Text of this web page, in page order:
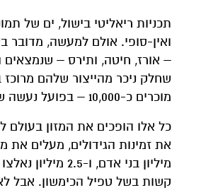
תכניות ריאליטי בישול, ים של
שחלק ניכר מהייצור שלהם
מוכרים כ-10,000 – בפועל נעשה שימוש במספר מצומצם מתוך המבחר הזה.
כל אלו הופכים את המזון בעולם
מיליון בני
קשות בשל טפיל הכימשון. אבל